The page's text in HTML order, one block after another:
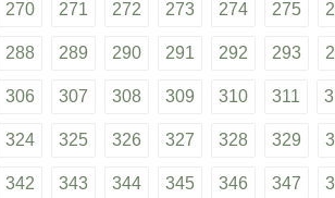
270 271 272 273 274 275
288 289 290 291 292 293
306 307 308 309 310 311
324 325 326 327 328 329
342 343 344 345 346 347